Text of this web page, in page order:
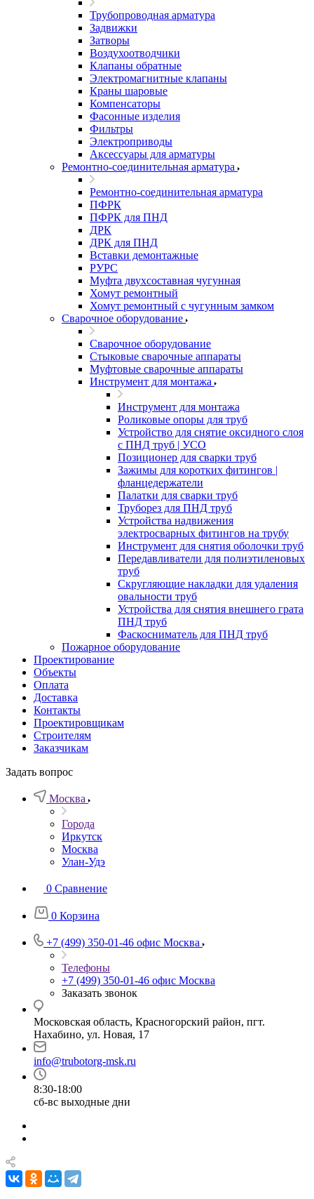
Трубопроводная арматура
Задвижки
Затворы
Воздухоотводчики
Клапаны обратные
Электромагнитные клапаны
Краны шаровые
Компенсаторы
Фасонные изделия
Фильтры
Электроприводы
Аксессуары для арматуры
Ремонтно-соединительная арматура
Ремонтно-соединительная арматура
ПФРК
ПФРК для ПНД
ДРК
ДРК для ПНД
Вставки демонтажные
РУРС
Муфта двухсоставная чугунная
Хомут ремонтный
Хомут ремонтный с чугунным замком
Сварочное оборудование
Сварочное оборудование
Стыковые сварочные аппараты
Муфтовые сварочные аппараты
Инструмент для монтажа
Инструмент для монтажа
Роликовые опоры для труб
Устройство для снятие оксидного слоя
с ПНД труб | УСО
Позиционер для сварки труб
Зажимы для коротких фитингов |
фланцедержатели
Палатки для сварки труб
Труборез для ПНД труб
Устройства надвижения
электросварных фитингов на трубу
Инструмент для снятия оболочки труб
Передавливатели для полиэтиленовых
труб
Скругляющие накладки для удаления
овальности труб
Устройства для снятия внешнего грата
ПНД труб
Фаскосниматель для ПНД труб
Пожарное оборудование
Проектирование
Объекты
Оплата
Доставка
Контакты
Проектировщикам
Строителям
Заказчикам
Задать вопрос
Москва
Города
Иркутск
Москва
Улан-Удэ
0 Сравнение
0 Корзина
+7 (499) 350-01-46 офис Москва
Телефоны
+7 (499) 350-01-46 офис Москва
Заказать звонок
Московская область, Красногорский район, пгт.
Нахабино, ул. Новая, 17
info@trubotorg-msk.ru
8:30-18:00
сб-вс выходные дни